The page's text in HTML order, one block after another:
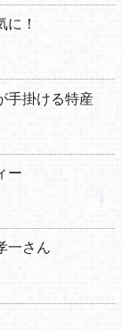
に！
手掛ける特産
ー
一さん